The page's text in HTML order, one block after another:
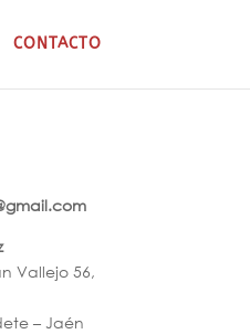
CONTACTO
Vallejo 56,
– Jaén